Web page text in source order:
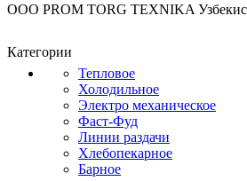
OOO PROM TORG TEXNIKA
Категории
Тепловое
Холодильное
Электро механическое
Фаст-Фуд
Линии раздачи
Хлебопекарное
Барное